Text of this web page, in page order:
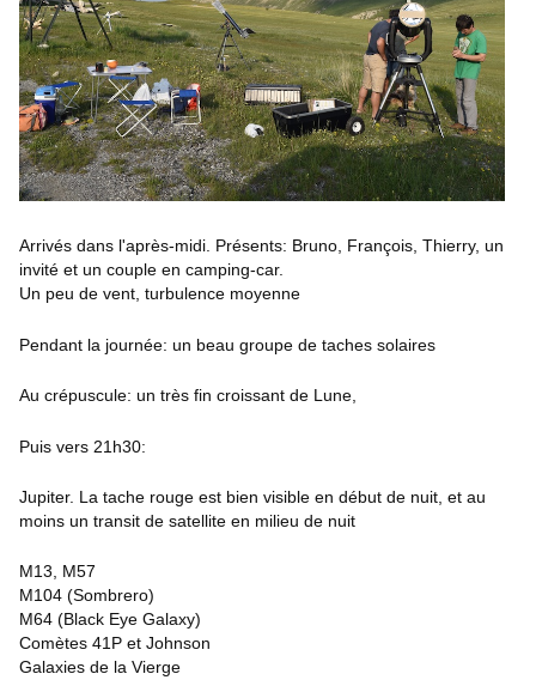
Arrivés dans l'après-midi. Présents: Bruno, François, Thierry, un
invité et un couple en camping-car.
Un peu de vent, turbulence moyenne
Pendant la journée: un beau groupe de taches solaires
Au crépuscule: un très fin croissant de Lune,
Puis vers 21h30:
Jupiter. La tache rouge est bien visible en début de nuit, et au
moins un transit de satellite en milieu de nuit
M13, M57
M104 (Sombrero)
M64 (Black Eye Galaxy)
Comètes 41P et Johnson
Galaxies de la Vierge